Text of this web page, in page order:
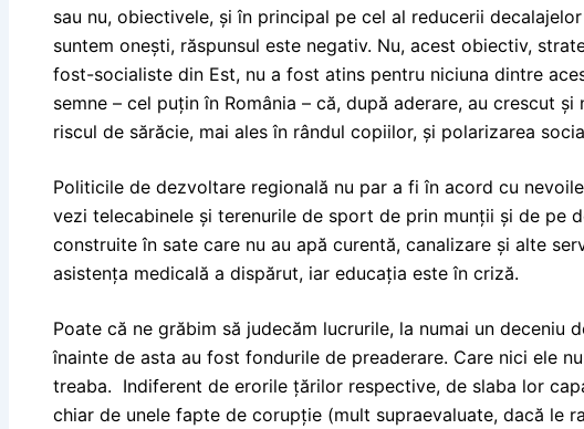
sau nu, obiectivele, și în principal pe cel al reducerii
suntem onești, răspunsul este negativ. Nu, acest obiectiv,
fost-socialiste din Est, nu a fost atins pentru niciuna dintre
semne – cel puțin în România – că, după aderare, au crescut și
riscul de sărăcie, mai ales în rândul copiilor, și polarizarea
Politicile de dezvoltare regională nu par a fi în acord cu
vezi telecabinele și terenurile de sport de prin munții și de pe
construite în sate care nu au apă curentă, canalizare și alte
asistența medicală a dispărut, iar educația este în criză.
Poate că ne grăbim să judecăm lucrurile, la numai un deceniu
înainte de asta au fost fondurile de preaderare. Care nici ele
treaba. Indiferent de erorile țărilor respective, de slaba lor
chiar de unele fapte de corupție (mult supraevaluate, dacă le